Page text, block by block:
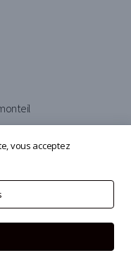
vous acceptez